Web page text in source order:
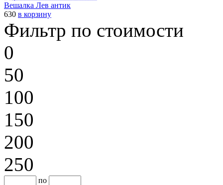
Вешалка Лев антик
630 в корзину
Фильтр по стоимости
0
50
100
150
200
250
по